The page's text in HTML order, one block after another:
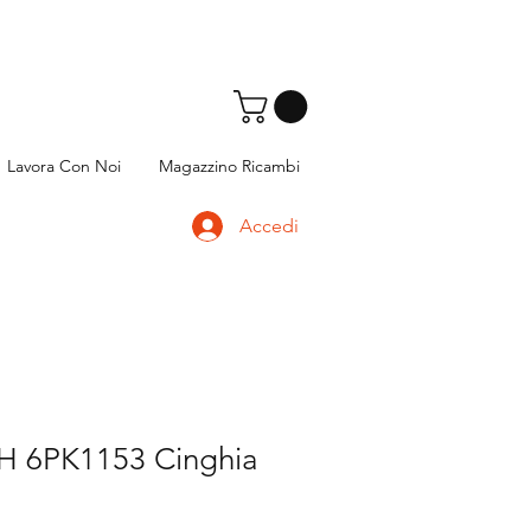
Lavora Con Noi Magazzino Ricambi
Accedi
6PK1153 Cinghia